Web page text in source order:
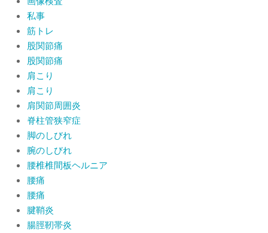
私事
筋トレ
股関節痛
股関節痛
肩こり
肩こり
肩関節周囲炎
脊柱管狭窄症
脚のしびれ
腕のしびれ
腰椎椎間板ヘルニア
腰痛
腰痛
腱鞘炎
腸脛靭帯炎